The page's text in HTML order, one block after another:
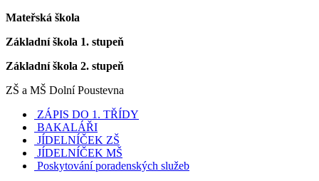
Mateřská škola
Základní škola 1. stupeň
Základní škola 2. stupeň
ZŠ a MŠ Dolní Poustevna
ZÁPIS DO 1. TŘÍDY
BAKALÁŘI
JÍDELNÍČEK ZŠ
JÍDELNÍČEK MŠ
Poskytování poradenských služeb